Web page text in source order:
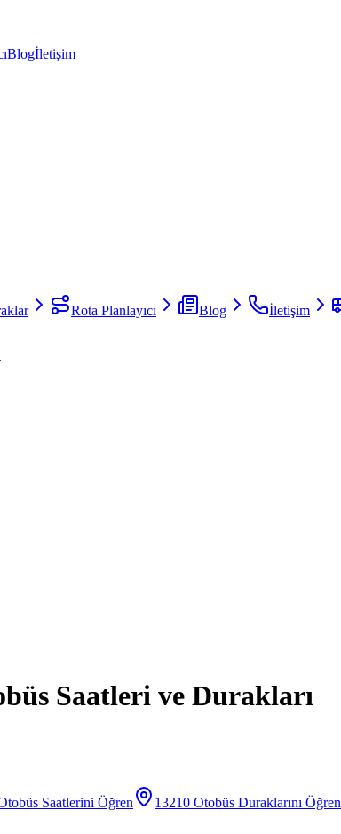
Blogİletişim
Rota Planlayıcı Blog İletişim
Saatleri ve Durakları
Saatlerini Öğren 13210 Otobüs Duraklarını Öğren